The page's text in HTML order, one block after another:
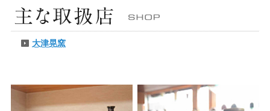
大津晃窯